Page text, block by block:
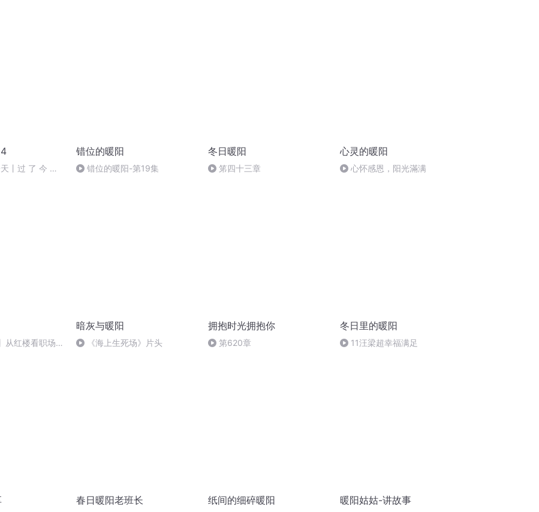
丨过 了 今 天
错位的暖阳
错位的暖阳-第19集
冬日暖阳
笫四十三章
心灵的暖阳
心怀感恩，阳光滿满
从红楼看职场：
暗灰与暖阳
《海上生死场》片头
拥抱时光拥抱你
第620章
冬日里的暖阳
11汪梁超幸福满足
春日暖阳老班长 纸间的细碎暖阳 暖阳姑姑-讲故事